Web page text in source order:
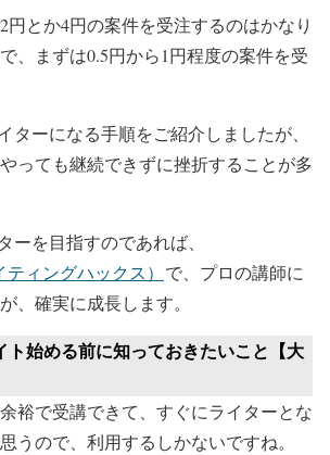
円とか4円の案件を受注するのはかなり
、まずは0.5円から1円程度の案件を受
ターになる手順をご紹介しましたが、
っても継続できずに挫折することが多
ーを目指すのであれば、
ィングハックス） で、プロの講師に
、確実に成長します。
ト始める前に知っておきたいこと【大
裕で受講できて、すぐにライターとな
うので、利用するしかないですね。